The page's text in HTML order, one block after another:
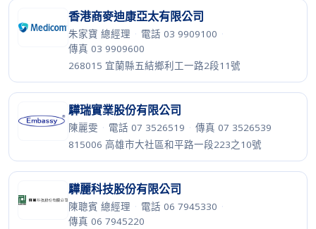
香港商麥迪康亞太有限公司
朱家寶 總經理 · 電話 03 9909100 ·
傳真 03 9909600
268015 宜蘭縣五結鄉利工一路2段11號
驊瑞實業股份有限公司
陳麗雯 · 電話 07 3526519 · 傳真 07 3526539
815006 高雄市大社區和平路一段223之10號
驊麗科技股份有限公司
陳聰賓 總經理 · 電話 06 7945330 ·
傳真 06 7945220